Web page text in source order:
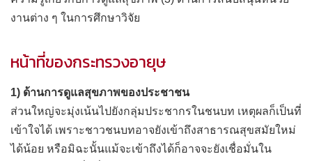
งานต่าง ๆ ในการศึกษาวิจัย
หน้าที่ของกระทรวงอายุษ
1) ด้านการดูแลสุขภาพของประชาชน
ส่วนใหญ่จะมุ่งเน้นไปยังกลุ่มประชากรในชนบท เหตุผลก็เป็นที่
เข้าใจได้ เพราะชาวชนบทอาจยังเข้าถึงสาธารณสุขสมัยใหม่
ได้น้อย หรือมิฉะนั้นแม้จะเข้าถึงได้ก็อาจจะยังเชื่อมั่นใน